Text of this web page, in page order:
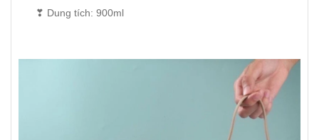
❣ Dung tích: 900ml